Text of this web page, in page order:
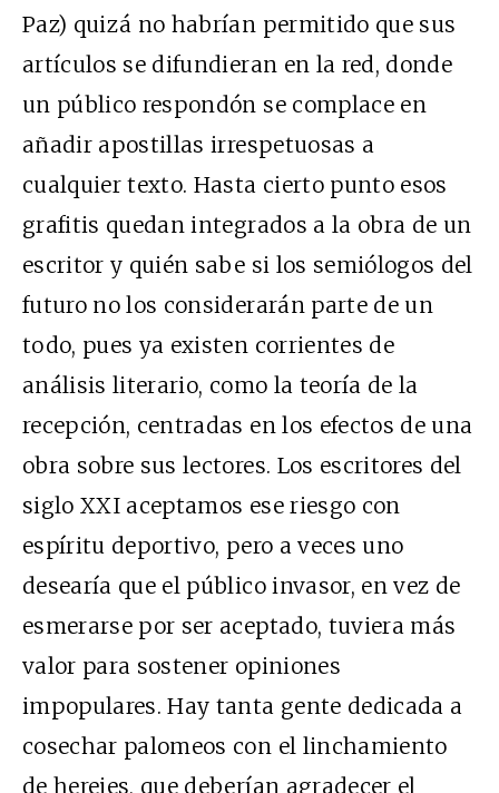
Paz) quizá no habrían permitido que sus
artículos se difundieran en la red, donde
un público respondón se complace en
añadir apostillas irrespetuosas a
cualquier texto. Hasta cierto punto esos
grafitis quedan integrados a la obra de un
escritor y quién sabe si los semiólogos del
futuro no los considerarán parte de un
todo, pues ya existen corrientes de
análisis literario, como la teoría de la
recepción, centradas en los efectos de una
obra sobre sus lectores. Los escritores del
sigloXXI aceptamos ese riesgo con
espíritu deportivo, pero a veces uno
desearía que el público invasor, en vez de
esmerarse por ser aceptado, tuviera más
valor para sostener opiniones
impopulares. Hay tanta gente dedicada a
cosechar palomeos con el linchamiento
de herejes, que deberían agradecer el